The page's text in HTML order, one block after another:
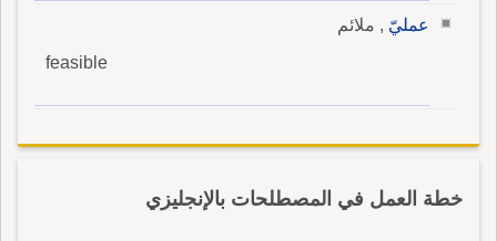
عمليّ , ملائم
feasible
خطة العمل في المصطلحات بالإنجليزي